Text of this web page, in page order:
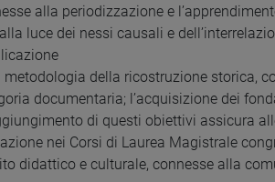
alla periodizzazione e
luce dei nessi causali e
metodologia della ricostruzione storica,
documentaria; l’acquisizione dei
di questi obiettivi assicura
nei Corsi di Laurea Magistrale
didattico e culturale, connesse alla